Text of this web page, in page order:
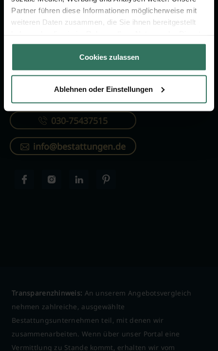
Partner führen diese Informationen möglicherweise mit
weiteren Daten zusammen, die Sie ihnen bereitgestellt
gesammelt haben.
Cookies zulassen
Ablehnen oder Einstellungen
Vergleich
Online-Portal
030-75437515
info@bestattungen.de
Transparenzhinweis: An unserem Angebotsvergleich
nehmen zahlreiche, ausgewählte
Bestattungsunternehmen teil, mit denen wir
zusammenarbeiten. Wenn über unser Portal eine
Vermittlung zu Stande kommt, erhalten wir vom